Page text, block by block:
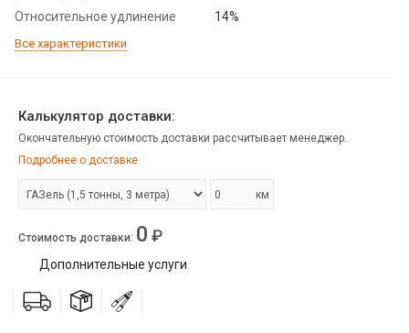
Относительное удлинение
14%
Все характеристики
Калькулятор доставки:
Окончательную стоимость доставки рассчитывает менеджер.
Подробнее о доставке
км
Стоимость доставки: 0 ₽
Дополнительные услуги